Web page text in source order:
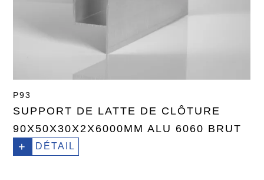
P93
SUPPORT DE LATTE DE CLÔTURE
90X50X30X2X6000MM ALU 6060 BRUT
+ DÉTAIL